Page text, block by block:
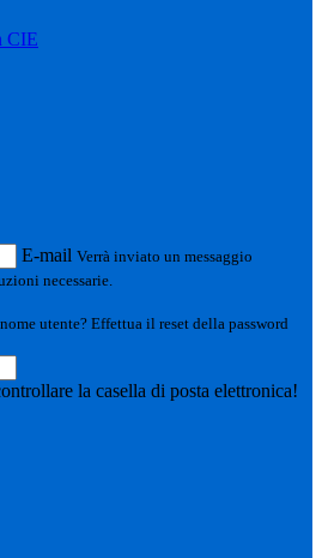
CIE
E-mail Verrà inviato un messaggio
necessarie.
utente? Effettua il reset della password
la casella di posta elettronica!